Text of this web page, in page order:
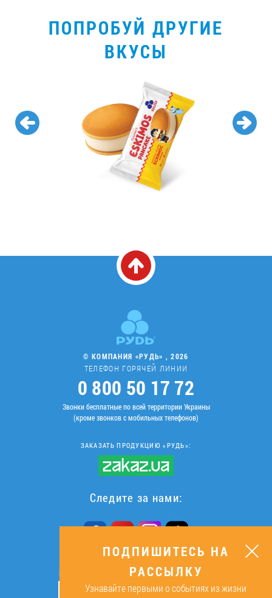
ПОПРОБУЙ ДРУГИЕ
ВКУСЫ
© КОМПАНИЯ «РУДЬ» , 2026
ТЕЛЕФОН ГОРЯЧЕЙ ЛИНИИ
0 800 50 17 72
Звонки бесплатные по всей территории Украины
(кроме звонков с мобильных телефонов)
ЗАКАЗАТЬ ПРОДУКЦИЮ «РУДЬ»:
Следите за нами:
ПОДПИШИТЕСЬ НА РАССЫЛКУ
ОК
ПОДПИШИТЕСЬ НА
РАССЫЛКУ
Узнавайте первыми о событиях из жизни